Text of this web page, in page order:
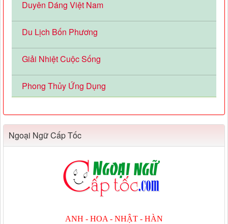
Duyên Dáng Việt Nam
Du Lịch Bốn Phương
Giải Nhiệt Cuộc Sống
Phong Thủy Ứng Dụng
Ngoại Ngữ Cấp Tốc
ANH - HOA - NHẬT - HÀN